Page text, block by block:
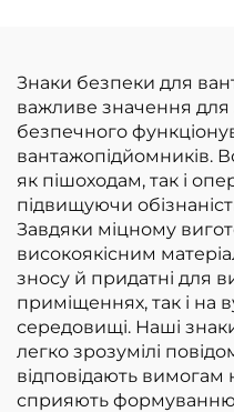
Знаки безпеки для
важливе значення
безпечного
вантажопідйомників.
як пішоходам, так і
підвищуючи
Завдяки міцному
високоякісним
зносу й придатні для
приміщеннях, так і на
середовищі. Наші
легко зрозумілі
відповідають
сприяють формуванню